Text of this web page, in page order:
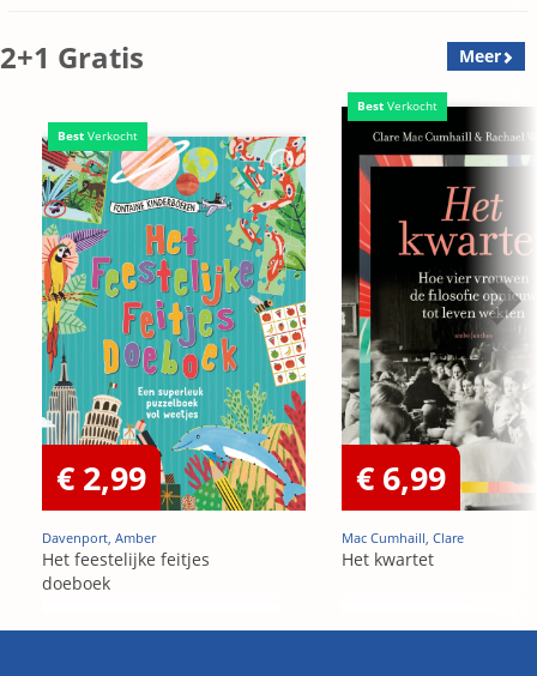
2+1 Gratis Meer
Best Verkocht
€ 2,99
Davenport, Amber
Het feestelijke feitjes
doeboek
Best Verkocht
€ 6,99
Mac Cumhaill, Clare
Het kwartet